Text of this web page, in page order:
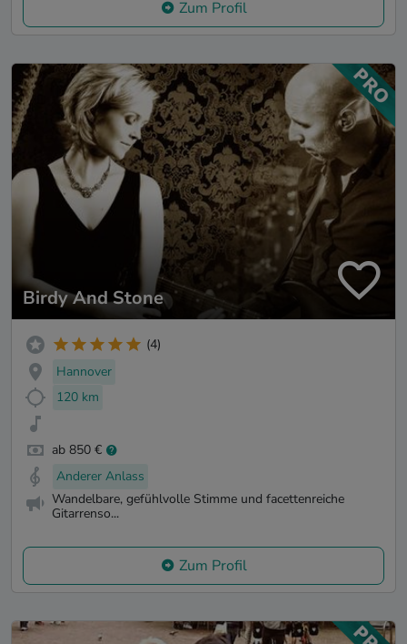
Zum Profil
Birdy And Stone
(4)
Hannover
120 km
ab 850 €
Anderer Anlass
Wandelbare, gefühlvolle Stimme und facettenreiche
Gitarrenso...
Zum Profil